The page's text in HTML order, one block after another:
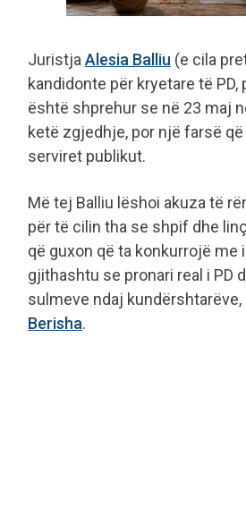
Juristja Alesia Balliu (e cila
kandidonte për kryetare të PD,
është shprehur se në 23 maj
ketë zgjedhje, por një farsë
serviret publikut.
Më tej Balliu lëshoi akuza të
për të cilin tha se shpif dhe
që guxon që ta konkurrojë me
gjithashtu se pronari real i PD
sulmeve ndaj kundërshtarëve,
Berisha.